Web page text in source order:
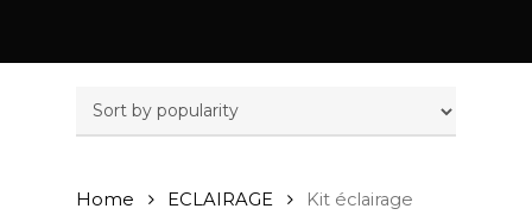
Home ECLAIRAGE Kit éclairage